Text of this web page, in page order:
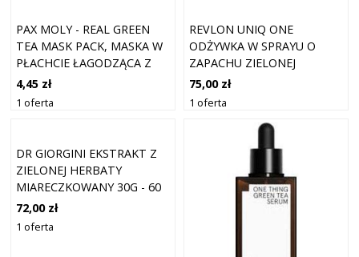
PAX MOLY - REAL GREEN
TEA MASK PACK, MASKA W
PŁACHCIE ŁAGODZĄCA Z
EKSTRAKTEM Z ZIELONEJ
HERBATY, 25ML
4,45 zł
1 oferta
REVLON UNIQ ONE
ODŻYWKA W SPRAYU O
ZAPACHU ZIELONEJ
HERBATY 150 ML
75,00 zł
1 oferta
DR GIORGINI EKSTRAKT Z
ZIELONEJ HERBATY
MIARECZKOWANY 30G - 60
TABLETEK 500 MG
72,00 zł
1 oferta